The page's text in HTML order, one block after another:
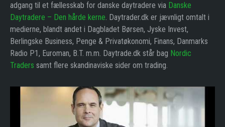
adgang til et fællesskab for danske daytradere via Danske
Daytradere – Den hårde kerne. Daytrader.dk er jævnligt omtalt i
medierne, blandt andet i Dagbladet Børsen, Jyske Invest,
Berlingske Business, Penge & Privatøkonomi, Finans, Danmarks
Radio P1, Euroman, B.T. m.m. Daytrade.dk står bag Nordic
Traders samt flere skandinaviske sider om trading.